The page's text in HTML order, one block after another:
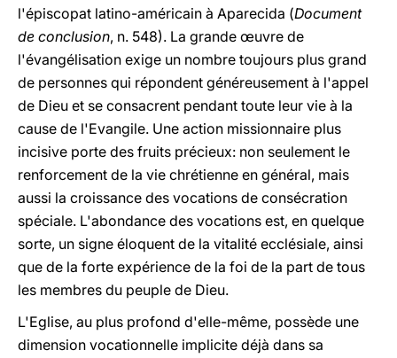
l'épiscopat latino-américain à Aparecida (Document
de conclusion, n. 548). La grande œuvre de
l'évangélisation exige un nombre toujours plus grand
de personnes qui répondent généreusement à l'appel
de Dieu et se consacrent pendant toute leur vie à la
cause de l'Evangile. Une action missionnaire plus
incisive porte des fruits précieux: non seulement le
renforcement de la vie chrétienne en général, mais
aussi la croissance des vocations de consécration
spéciale. L'abondance des vocations est, en quelque
sorte, un signe éloquent de la vitalité ecclésiale, ainsi
que de la forte expérience de la foi de la part de tous
les membres du peuple de Dieu.
L'Eglise, au plus profond d'elle-même, possède une
dimension vocationnelle implicite déjà dans sa